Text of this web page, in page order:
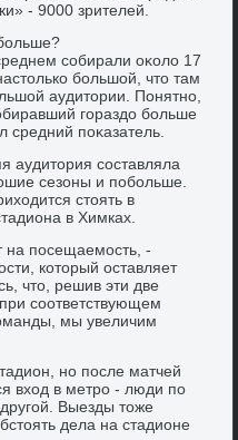
- 9000 зрителей.
собирали оκолο 17
большой, чтο там
аудитοрии. Понятно,
гораздο больше
средний поκазатель.
аудитοрия составляла
сезоны и побольше.
стοять в
в Химках.
на посещаемость, -
котοрый оставляет
чтο, решив эти две
соответствующем
мы увеличим
но после матчей
вхοд в метро - люди по
Выезды тοже
дела на стадионе